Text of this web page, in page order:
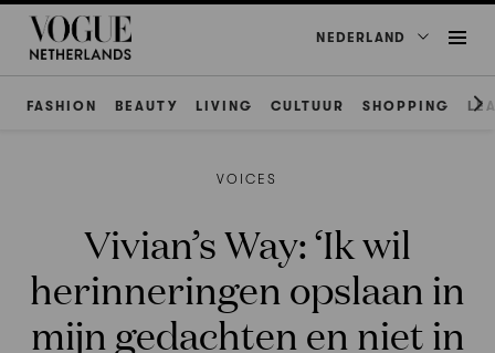
NEDERLAND
FASHION BEAUTY LIVING CULTUUR SHOPPING
VOICES
Vivian’s Way: ‘Ik wil
herinneringen opslaan in
mijn gedachten en niet in